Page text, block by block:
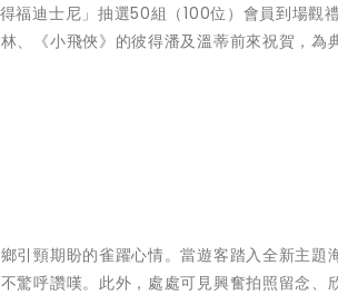
士尼」抽選50組（100位）會員到場觀禮
、《小飛俠》的彼得潘及溫蒂前來祝賀，為
引頸期盼的雀躍心情。當遊客踏入全新主題
驚呼讚嘆。此外，處處可見興奮拍照留念、